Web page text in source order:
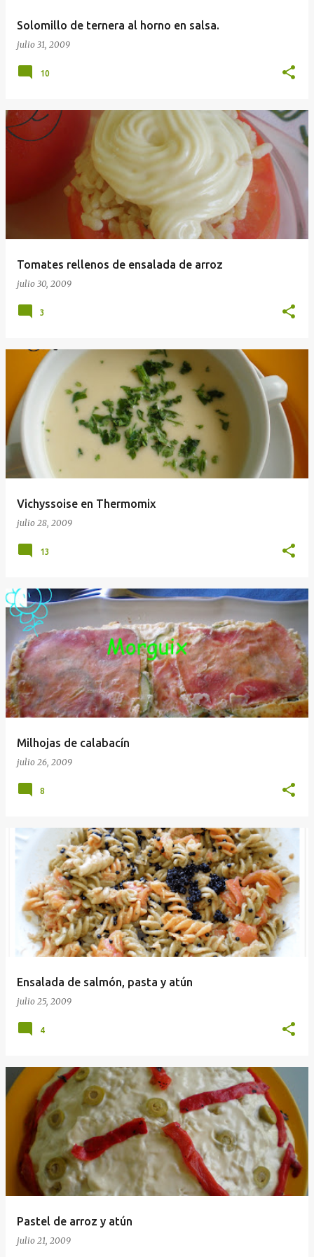
Solomillo de ternera al horno en salsa.
julio 31, 2009
10
Tomates rellenos de ensalada de arroz
julio 30, 2009
3
Vichyssoise en Thermomix
julio 28, 2009
13
Milhojas de calabacín
julio 26, 2009
8
Ensalada de salmón, pasta y atún
julio 25, 2009
4
Pastel de arroz y atún
julio 21, 2009